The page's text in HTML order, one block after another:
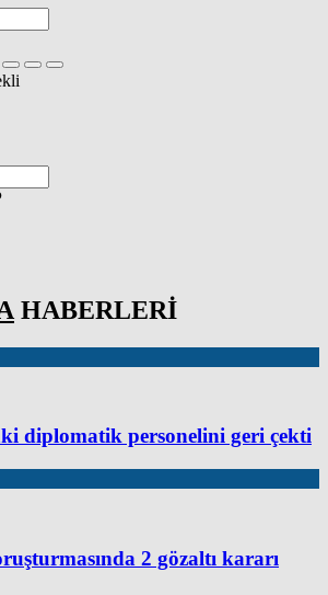
HABERLERİ
diplomatik personelini geri çekti
2 gözaltı kararı